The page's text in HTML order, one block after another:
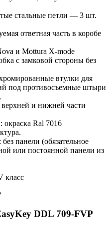
стальные петли — 3 шт.
ответная часть в коробе
и Mottura X-mode
с замковой стороны без
втулки для
под противосъемные штыри
и нижней части
окраска Ral 7016
панели (обязательное
или постоянной панели из
класс
DDL 709-FVP